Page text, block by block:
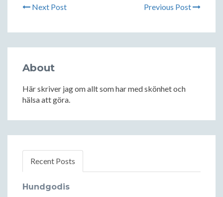
Next Post Previous Post
About
Här skriver jag om allt som har med skönhet och
hälsa att göra.
Recent Posts
Hundgodis